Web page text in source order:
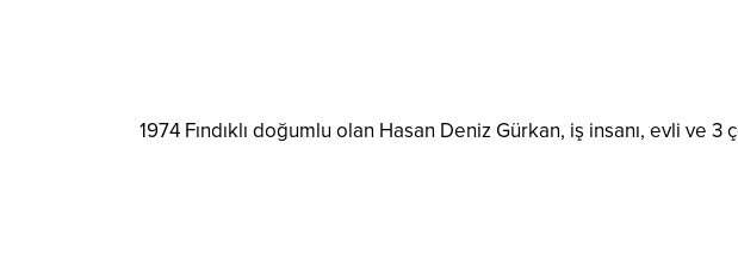
1974 Fındıklı doğumlu olan Hasan Deniz Gürkan, iş insanı, evli ve 3